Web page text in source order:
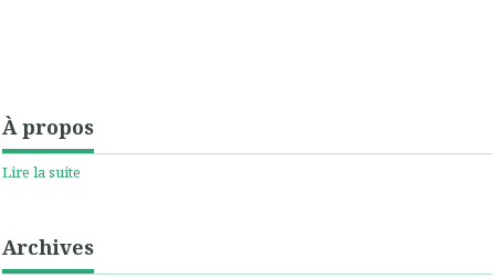
À propos
Lire la suite
Archives